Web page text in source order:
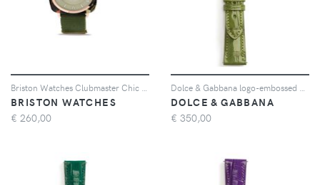
BRISTON WATCHES
€ 260,00
DOLCE & GABBANA
€ 350,00